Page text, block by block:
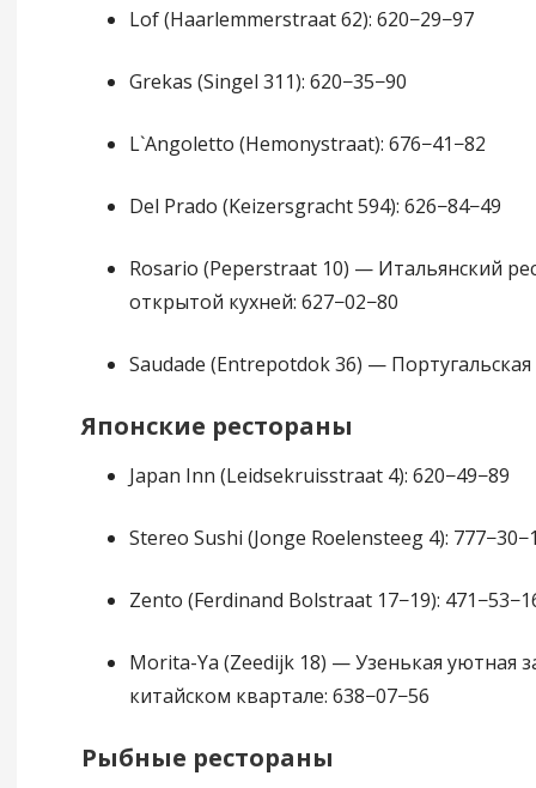
Lof (Haarlemmerstraat 62): 620−29−97
Grekas (Singel 311): 620−35−90
L`Angoletto (Hemonystraat): 676−41−82
Del Prado (Keizersgracht 594): 626−84−49
Rosario (Peperstraat 10) — Итальянский
открытой кухней: 627−02−80
Saudade (Entrepotdok 36) — Португальская
Японские рестораны
Japan Inn (Leidsekruisstraat 4): 620−49−89
Stereo Sushi (Jonge Roelensteeg 4):
Zento (Ferdinand Bolstraat 17−19):
Morita-Ya (Zeedijk 18) — Узенькая уютная
китайском квартале: 638−07−56
Рыбные рестораны